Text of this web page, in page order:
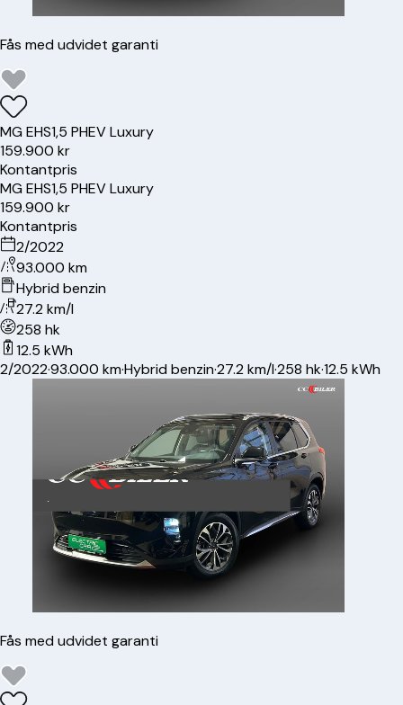
Fås med udvidet garanti
MGEHS1,5 PHEV Luxury
159.900 kr
Kontantpris
MGEHS1,5 PHEV Luxury
159.900 kr
Kontantpris
2/2022
93.000 km
Hybrid benzin
27.2 km/l
258 hk
12.5 kWh
2/2022·93.000 km·Hybrid benzin·27.2 km/l·258 hk·12.5 kWh
Fås med udvidet garanti